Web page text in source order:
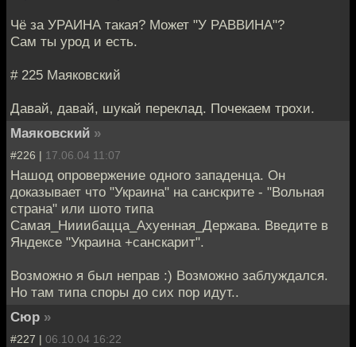
Чё за УРАИНА такая? Может "У РАВВИНА"?
Сам ты урод и есть.
# 225 Маяковский
Давай, давай, шукай переклад. Почекаем трохи.
Маяковский »
#226 | 17.06.04 11:07
Нашод опровержение одного западенца. Он
доказывает что "Украина" на санскрите - "Вольная
страна" или шото типа
Самая_Нииибацца_Ахуенная_Держава. Введите в
Яндексе "Украина +санскарит".
Возможно я был неправ :) Возможно заблуждался.
Но там типа споры до сих пор идут..
Сюр »
#227 | 06.10.04 16:22